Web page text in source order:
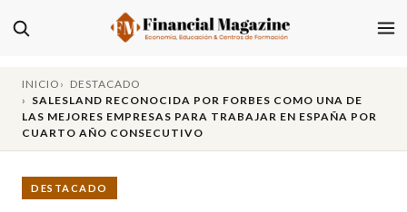
INICIO
DESTACADO
SALESLAND RECONOCIDA POR FORBES COMO UNA DE
LAS MEJORES EMPRESAS PARA TRABAJAR EN ESPAÑA POR
CUARTO AÑO CONSECUTIVO
DESTACADO